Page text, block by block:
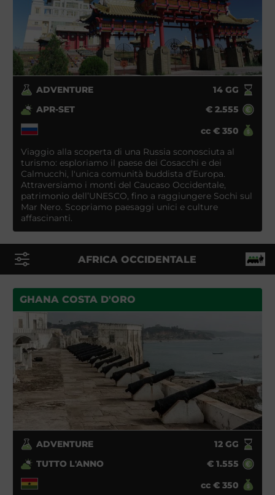
ADVENTURE 14GG
APR-SET
€ 2.555
cc € 350
Viaggio alla scoperta di una Russia sconosciuta al
turismo: esploriamo il paese dei Cosacchi e dei
Calmucchi, l'unica comunità buddista d’Europa.
Attraversiamo i monti del Caucaso Occidentale,
patrimonio dell’UNESCO, fino a raggiungere Sochi sul
Mar Nero. Scopriamo paesaggi unici e culture
affascinanti.
AFRICA OCCIDENTALE
GHANA COSTA D'ORO
ADVENTURE 12GG
TUTTO L'ANNO
€ 1.555
cc € 350